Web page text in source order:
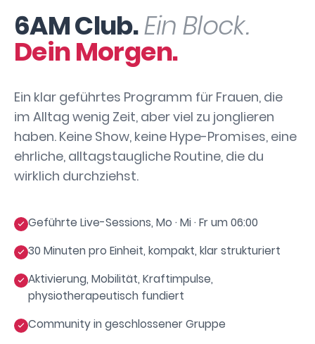
6AM Club.Ein Block.
Dein Morgen.
Ein klar geführtes Programm für Frauen, die
im Alltag wenig Zeit, aber viel zu jonglieren
haben. Keine Show, keine Hype-Promises, eine
ehrliche, alltagstaugliche Routine, die du
wirklich durchziehst.
Geführte Live-Sessions, Mo · Mi · Fr um 06:00
30 Minuten pro Einheit, kompakt, klar strukturiert
Aktivierung, Mobilität, Kraftimpulse,
physiotherapeutisch fundiert
Community in geschlossener Gruppe